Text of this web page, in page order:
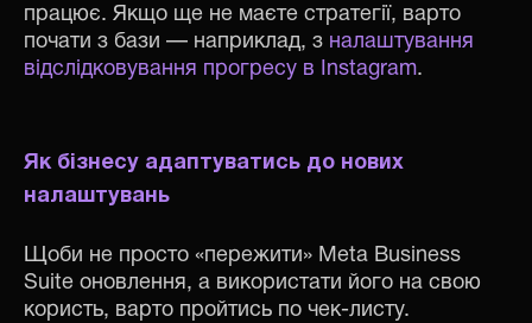
працює. Якщо ще не маєте стратегії, варто
почати з бази — наприклад, з налаштування
відслідковування прогресу в Instagram.
Як бізнесу адаптуватись до нових
налаштувань
Щоби не просто «пережити» Meta Business
Suite оновлення, а використати його на свою
користь, варто пройтись по чек-листу.